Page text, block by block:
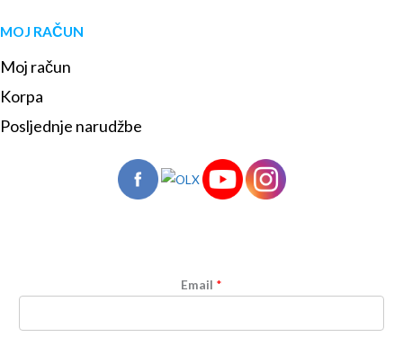
MOJ RAČUN
Moj račun
Korpa
Posljednje narudžbe
Email *